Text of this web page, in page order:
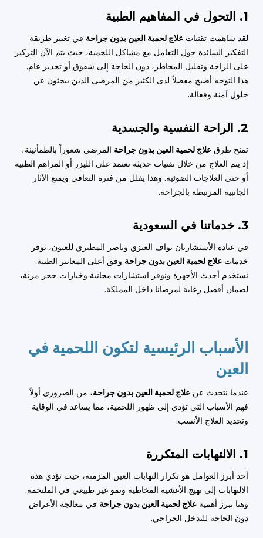
1. التحول في المفاهيم الطبية
لقد ساهمت تقنيات علاج لحمية العين بدون جراحة في تغيير طريقة
التفكير السائدة حول التعامل مع مشاكل اللحمية، حيث يتم الآن التركيز
على الراحة وتقليل المخاطر، دون الحاجة إلى شقوق أو تخدير عام.
هذا التوجه أصبح مفضلاً لدى الكثير من المرضى الذين يبحثون عن
حلول آمنة وفعالة.
2. الراحة النفسية والجسدية
تمنح طرق علاج لحمية العين بدون جراحة المرضى شعوراً بالطمأنينة،
إذ يتم العلاج من خلال تقنيات حديثة تعتمد على الليزر أو المراهم الطبية
أو حتى العلاجات الضوئية. وهذا يقلل من فترة التعافي ويمنع الآثار
الجانبية المرتبطة بالجراحة.
3. خدماتنا في السعودية
في عيادة الأستشاريان نواف العنزي وناصر المطيري للعيون، نوفر
خدمات علاج لحمية العين بدون جراحة وفق أعلى المعايير الطبية.
نستخدم أحدث الأجهزة ونوفر استشارات مجانية وخيارات حجز مرنة،
لضمان أفضل رعاية لمرضانا داخل المملكة.
الأسباب الرئيسية لتكون اللحمية في
العين
عندما نتحدث عن علاج لحمية العين بدون جراحة، من الضروري أولاً
فهم الأسباب التي تؤدي إلى ظهور اللحمية، مما يساعد في الوقاية
وتحديد العلاج الأنسب.
1. الالتهابات المتكررة
أحد أبرز العوامل هو تكرار التهابات العين المزمنة، حيث تؤدي هذه
الالتهابات إلى تهيج الأغشية المخاطية ونمو غير طبيعي في الملتحمة.
وهنا تبرز أهمية علاج لحمية العين بدون جراحة في معالجة الأعراض
دون الحاجة للتدخل الجراحي.